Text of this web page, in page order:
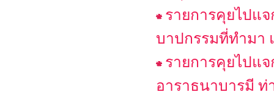
รายการคุยไปแ
บาปกรรมที่ทำมา
รายการคุยไปแจ
อาราธนาบารมี ท่